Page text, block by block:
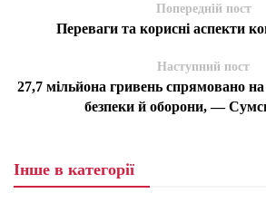
Попередній пост
Переваги та корисні аспекти
Наступний пост
27,7 мільйона гривень спрямовано
безпеки й оборони, —
Інше в категорії